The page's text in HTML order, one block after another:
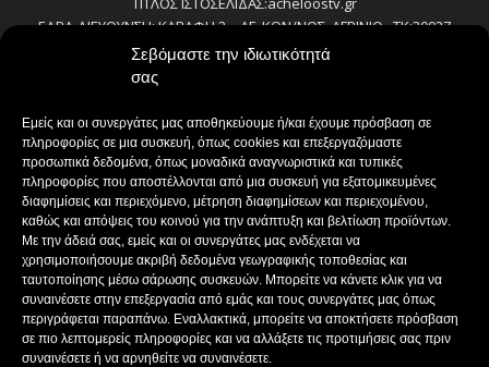
Σεβόμαστε την ιδιωτικότητά
σας
Εμείς και οι συνεργάτες μας αποθηκεύουμε ή/και έχουμε πρόσβαση σε
πληροφορίες σε μια συσκευή, όπως cookies και επεξεργαζόμαστε
προσωπικά δεδομένα, όπως μοναδικά αναγνωριστικά και τυπικές
πληροφορίες που αποστέλλονται από μια συσκευή για εξατομικευμένες
διαφημίσεις και περιεχόμενο, μέτρηση διαφημίσεων και περιεχομένου,
καθώς και απόψεις του κοινού για την ανάπτυξη και βελτίωση προϊόντων.
Με την άδειά σας, εμείς και οι συνεργάτες μας ενδέχεται να
χρησιμοποιήσουμε ακριβή δεδομένα γεωγραφικής τοποθεσίας και
ταυτοποίησης μέσω σάρωσης συσκευών. Μπορείτε να κάνετε κλικ για να
συναινέσετε στην επεξεργασία από εμάς και τους συνεργάτες μας όπως
περιγράφεται παραπάνω. Εναλλακτικά, μπορείτε να αποκτήσετε πρόσβαση
σε πιο λεπτομερείς πληροφορίες και να αλλάξετε τις προτιμήσεις σας πριν
συναινέσετε ή να αρνηθείτε να συναινέσετε.
ΕΔΡΑ-ΔΙΕΥΘΥΝΣΗ: ΚΑΒΑΦΗ 2 – ΑΓ. ΚΩΝ/ΝΟΣ, ΑΓΡΙΝΙΟ , ΤΚ:30027
ΤΗΛΕΦΩΝΟ: 2641022803 – 58800
E-MAIL: bokas@otenet.gr, info@axeloostv.gr
ΝΟΜΙΜΟΣ ΕΚΠΡΟΣΩΠΟΣ: ΜΠΟΚΑΣ ΚΩΝ/ΝΟΣ
ΔΙΕΥΘΥΝΤΗΣ: ΜΠΟΚΑΣ ΚΩΝ/ΝΟΣ
ΔΙΕΥΘΥΝΤΗΣ ΣΥΝΤΑΞΗΣ:ΚΟΥΤΣΙΚΟΣ ΠΑΝΤΕΛΗΣ
ΔΙΑΧΕΙΡΙΣΤΗΣ-ΔΙΚΑΙΟΥΧΟΣ domain: ΜΠΟΚΑΣ ΚΩΝ/ΝΟΣ – Γ. ΜΠΟΚΑΣ &
ΣΙΑ Α.Ε
ΔΗΜΟΣΙΟΓΡΑΦΟΙ:
ΚΟΥΤΣΙΚΟΣ ΠΑΝΤΕΛΗΣ
ΒΑΚΡΑΚΟΥ ΣΟΦΙΑ
ΠΑΠΑΔΗΜΗΤΡΙΟΥ ΔΗΜΗΤΡΗΣ
ΚΟΥΤΣΙΟΥΜΠΑΣ ΑΛΕΞΑΝΔΡΟΣ